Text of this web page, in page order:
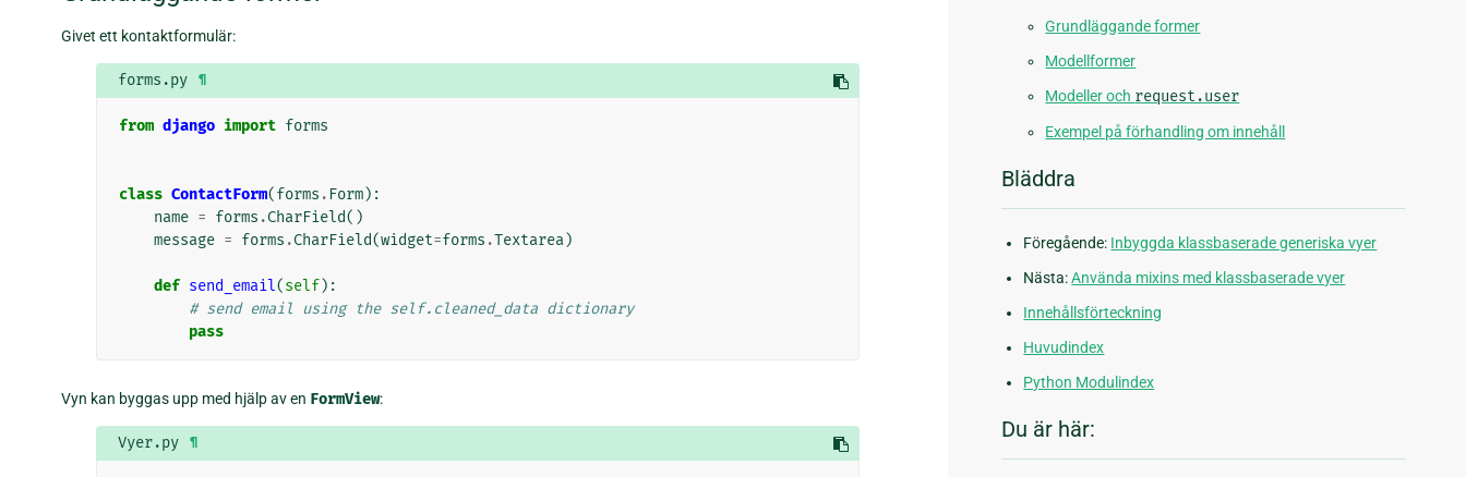
Givet ett kontaktformulär:
forms.py ¶
from django import forms
class ContactForm(forms . Form):
name = forms .CharField()
message = forms .CharField(widget=forms .Textarea)
def send_email(self):
# send email using the self.cleaned_data dictionary
pass
Vyn kan byggas upp med hjälp av en FormView:
Vyer.py ¶
Grundläggande former
Modellformer
Modeller och request.user
Exempel på förhandling om innehåll
Bläddra
Föregående: Inbyggda klassbaserade generiska vyer
Nästa:Använda mixins med klassbaserade vyer
Innehållsförteckning
Huvudindex
Python Modulindex
Du är här: